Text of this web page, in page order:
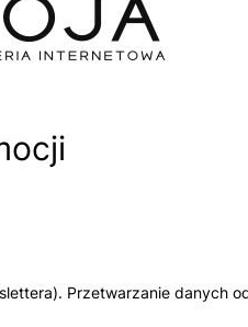
Przetwarzanie danych